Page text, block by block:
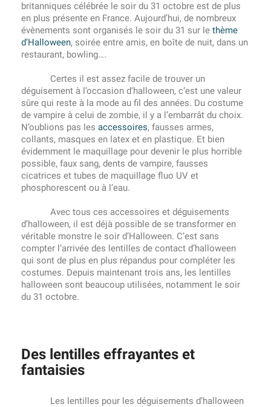
britanniques célébrée le soir du 31 octobre est de plus
en plus présente en France. Aujourd’hui, de nombreux
évènements sont organisés le soir du 31 sur le thème
d’Halloween, soirée entre amis, en boîte de nuit, dans un
restaurant, bowling….
Certes il est assez facile de trouver un
déguisement à l’occasion d’halloween, c’est une valeur
sûre qui reste à la mode au fil des années. Du costume
de vampire à celui de zombie, il y a l’embarrât du choix.
N’oublions pas les accessoires, fausses armes,
collants, masques en latex et en plastique. Et bien
évidemment le maquillage pour devenir le plus horrible
possible, faux sang, dents de vampire, fausses
cicatrices et tubes de maquillage fluo UV et
phosphorescent ou à l’eau.
Avec tous ces accessoires et déguisements
d’halloween, il est déjà possible de se transformer en
véritable monstre le soir d’Halloween. C’est sans
compter l’arrivée des lentilles de contact d’halloween
qui sont de plus en plus répandus pour compléter les
costumes. Depuis maintenant trois ans, les lentilles
halloween sont beaucoup utilisées, notamment le soir
du 31 octobre.
Des lentilles effrayantes et
fantaisies
Les lentilles pour les déguisements d’halloween